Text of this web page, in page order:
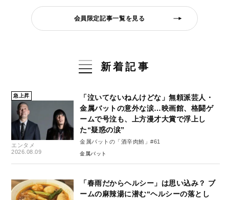
会員限定記事一覧を見る
新着記事
急上昇
エンタメ
2026.08.09
「泣いてないねんけどな」無頼派芸人・
金属バットの意外な涙…映画館、格闘ゲ
ームで号泣も、上方漫才大賞で浮上し
た“疑惑の涙”
金属バットの「酒辛肉鮪」#61
金属バット
「春雨だからヘルシー」は思い込み？ ブ
ームの麻辣湯に潜む“ヘルシーの落とし